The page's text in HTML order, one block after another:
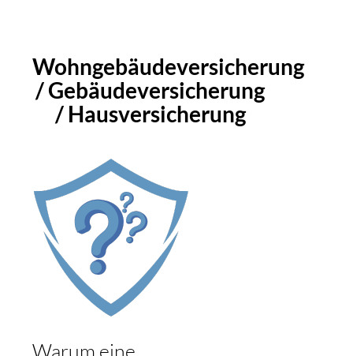
Wohngebäudeversicherung
/ Gebäudeversicherung
/ Hausversicherung
Warum eine